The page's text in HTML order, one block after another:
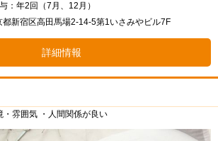
：年2回（7月、12月）
都新宿区高田馬場2-14-5第1いさみやビル7F
詳細情報
・雰囲気 ・人間関係が良い